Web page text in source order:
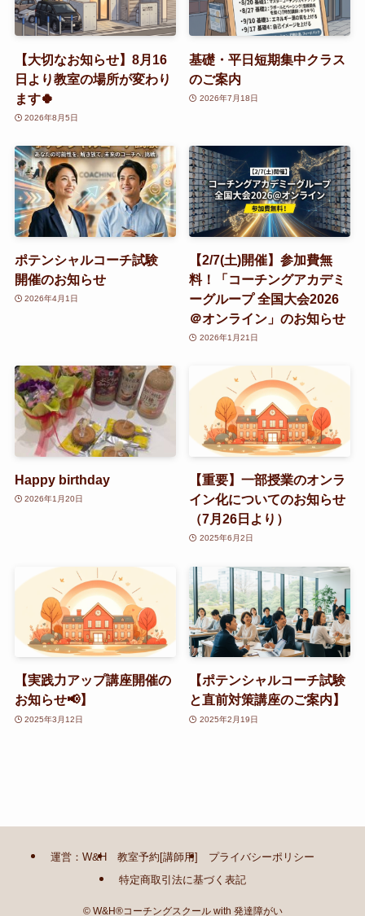
【大切なお知らせ】8月16
日より教室の場所が変わり
ます🍀
2026年8月5日
基礎・平日短期集中クラス
のご案内
2026年7月18日
ポテンシャルコーチ試験
開催のお知らせ
2026年4月1日
【2/7(土)開催】参加費無
料！「コーチングアカデミ
ーグループ 全国大会2026
＠オンライン」のお知らせ
2026年1月21日
Happy birthday
2026年1月20日
【重要】一部授業のオンラ
イン化についてのお知らせ
（7月26日より）
2025年6月2日
【実践力アップ講座開催の
お知らせ📢】
2025年3月12日
【ポテンシャルコーチ試験
と直前対策講座のご案内】
2025年2月19日
運営：W&H 教室予約[講師用]
プライバシーポリシー
特定商取引法に基づく表記
©W&H®コーチングスクール with 発達障がい